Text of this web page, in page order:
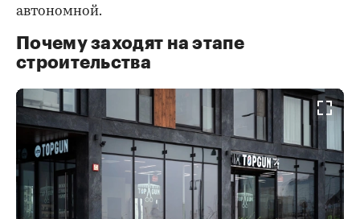
автономной.
Почему заходят на этапе
строительства